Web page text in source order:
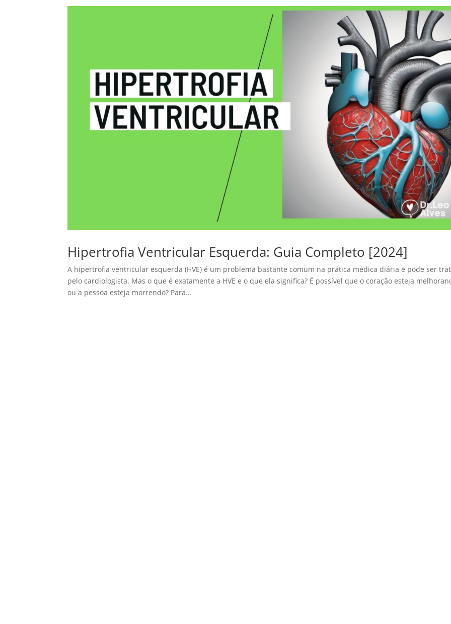
Hipertrofia Ventricular Esquerda: Guia Completo [2024]
A hipertrofia ventricular esquerda (HVE) é um problema bastante comum na prática médica diária e pode ser
pelo cardiologista. Mas o que é exatamente a HVE e o que ela significa? É possível que o coração esteja
ou a pessoa esteja morrendo? Para...